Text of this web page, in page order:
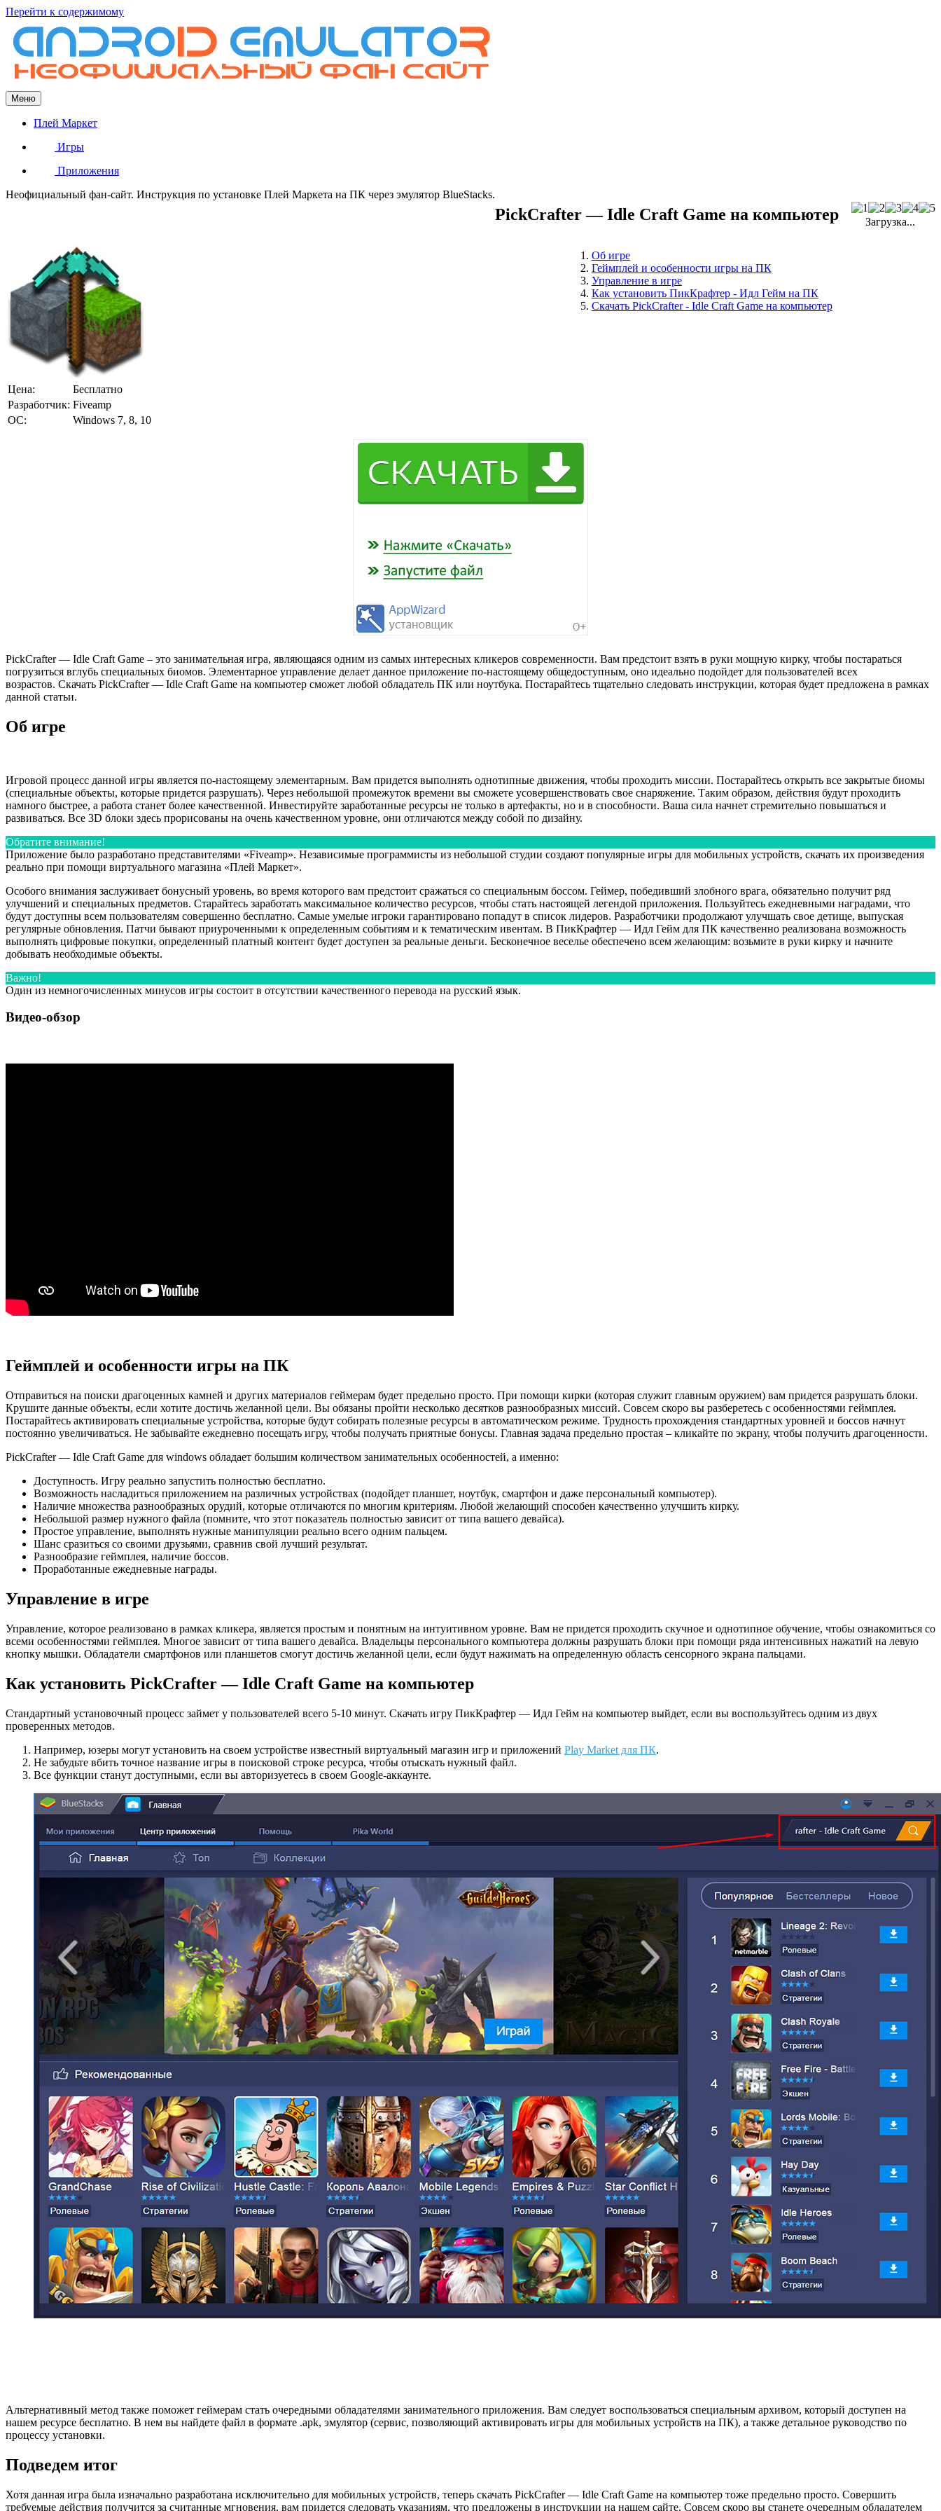
Перейти к содержимому
Меню
Плей Маркет
Игры
Приложения
Неофициальный фан-сайт. Инструкция по установке Плей Маркета на ПК через эмулятор BlueStacks.
PickCrafter — Idle Craft Game на компьютер Загрузка...
Об игре
Геймплей и особенности игры на ПК
Управление в игре
Как установить ПикКрафтер - Идл Геймна ПК
Скачать PickCrafter - Idle Craft Game на компьютер
Цена:
Бесплатно
Разработчик: Fiveamp
ОС:
Windows 7, 8, 10
PickCrafter — Idle Craft Game – это занимательная игра, являющаяся одним из самых интересных кликеров современности. Вам предстоит взять в руки мощную кирку, чтобы постараться
погрузиться вглубь специальных биомов. Элементарное управление делает данное приложение по-настоящему общедоступным, оно идеально подойдет для пользователей всех
возрастов. Скачать PickCrafter — Idle Craft Game на компьютер сможет любой обладатель ПК или ноутбука. Постарайтесь тщательно следовать инструкции, которая будет предложена в рамках
данной статьи.
Об игре
Игровой процесс данной игры является по-настоящему элементарным. Вам придется выполнять однотипные движения, чтобы проходить миссии. Постарайтесь открыть все закрытые биомы
(специальные объекты, которые придется разрушать). Через небольшой промежуток времени вы сможете усовершенствовать свое снаряжение. Таким образом, действия будут проходить
намного быстрее, а работа станет более качественной. Инвестируйте заработанные ресурсы не только в артефакты, но и в способности. Ваша сила начнет стремительно повышаться и
развиваться. Все 3D блоки здесь прорисованы на очень качественном уровне, они отличаются между собой по дизайну.
Обратите внимание!
Приложение было разработано представителями «Fiveamp». Независимые программисты из небольшой студии создают популярные игры для мобильных устройств, скачать их произведения
реально при помощи виртуального магазина «Плей Маркет».
Особого внимания заслуживает бонусный уровень, во время которого вам предстоит сражаться со специальным боссом. Геймер, победивший злобного врага, обязательно получит ряд
улучшений и специальных предметов. Старайтесь заработать максимальное количество ресурсов, чтобы стать настоящей легендой приложения. Пользуйтесь ежедневными наградами, что
будут доступны всем пользователям совершенно бесплатно. Самые умелые игроки гарантировано попадут в список лидеров. Разработчики продолжают улучшать свое детище, выпуская
регулярные обновления. Патчи бывают приуроченными к определенным событиям и к тематическим ивентам. В ПикКрафтер — Идл Гейм для ПК качественно реализована возможность
выполнять цифровые покупки, определенный платный контент будет доступен за реальные деньги. Бесконечное веселье обеспечено всем желающим: возьмите в руки кирку и начните
добывать необходимые объекты.
Важно!
Один из немногочисленных минусов игры состоит в отсутствии качественного перевода на русский язык.
Видео-обзор
Геймплей и особенности игры на ПК
Отправиться на поиски драгоценных камней и других материалов геймерам будет предельно просто. При помощи кирки (которая служит главным оружием) вам придется разрушать блоки.
Крушите данные объекты, если хотите достичь желанной цели. Вы обязаны пройти несколько десятков разнообразных миссий. Совсем скоро вы разберетесь с особенностями геймплея.
Постарайтесь активировать специальные устройства, которые будут собирать полезные ресурсы в автоматическом режиме. Трудность прохождения стандартных уровней и боссов начнут
постоянно увеличиваться. Не забывайте ежедневно посещать игру, чтобы получать приятные бонусы. Главная задача предельно простая – кликайте по экрану, чтобы получить драгоценности.
PickCrafter — Idle Craft Game для windows обладает большим количеством занимательных особенностей, а именно:
Доступность. Игру реально запустить полностью бесплатно.
Возможность насладиться приложением на различных устройствах (подойдет планшет, ноутбук, смартфон и даже персональный компьютер).
Наличие множества разнообразных орудий, которые отличаются по многим критериям. Любой желающий способен качественно улучшить кирку.
Небольшой размер нужного файла (помните, что этот показатель полностью зависит от типа вашего девайса).
Простое управление, выполнять нужные манипуляции реально всего одним пальцем.
Шанс сразиться со своими друзьями, сравнив свой лучший результат.
Разнообразие геймплея, наличие боссов.
Проработанные ежедневные награды.
Управление в игре
Управление, которое реализовано в рамках кликера, является простым и понятным на интуитивном уровне. Вам не придется проходить скучное и однотипное обучение, чтобы ознакомиться со
всеми особенностями геймплея. Многое зависит от типа вашего девайса. Владельцы персонального компьютера должны разрушать блоки при помощи ряда интенсивных нажатий на левую
кнопку мышки. Обладатели смартфонов или планшетов смогут достичь желанной цели, если будут нажимать на определенную область сенсорного экрана пальцами.
Как установить PickCrafter — Idle Craft Game на компьютер
Стандартный установочный процесс займет у пользователей всего 5-10 минут. Скачать игру ПикКрафтер — Идл Гейм на компьютер выйдет, если вы воспользуйтесь одним из двух
проверенных методов.
Например, юзеры могут установить на своем устройстве известный виртуальный магазин игр и приложений Play Market для ПК.
Не забудьте вбить точное название игры в поисковой строке ресурса, чтобы отыскать нужный файл.
Все функции станут доступными, если вы авторизуетесь в своем Google-аккаунте.
Альтернативный метод также поможет геймерам стать очередными обладателями занимательного приложения. Вам следует воспользоваться специальным архивом, который доступен на
нашем ресурсе бесплатно. В нем вы найдете файл в формате .apk, эмулятор (сервис, позволяющий активировать игры для мобильных устройств на ПК), а также детальное руководство по
процессу установки.
Подведем итог
Хотя данная игра была изначально разработана исключительно для мобильных устройств, теперь скачать PickCrafter — Idle Craft Game на компьютер тоже предельно просто. Совершить
требуемые действия получится за считанные мгновения, вам придется следовать указаниям, что предложены в инструкции на нашем сайте. Совсем скоро вы станете очередным обладателем